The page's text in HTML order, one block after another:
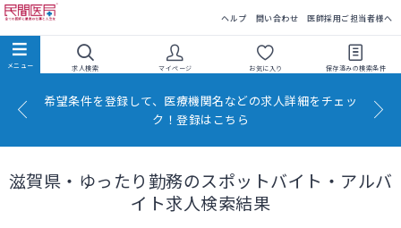
ヘルプ 問い合わせ 医師採用ご担当者様へ
求人検索 マイページ お気に入り 保存済みの検索条件
希望条件を登録して、医療機関名などの求人詳細をチェッ
ク！登録はこちら
滋賀県・ゆったり勤務のスポットバイト・アルバ
イト求人検索結果